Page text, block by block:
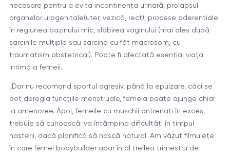
necesare pentru a evita incontinența urinară, prolapsul
organelor urogenitale(uter, vezică, rect), procese aderentiale
în regiunea bazinului mic, slăbirea vaginului (mai ales după
sarcinile multiple sau sarcina cu făt macrosom, cu
traumatism obstetrical). Poate fi afectată esențial viața
intimă a femeii.
„Dar nu recomand sportul agresiv, până la epuizare, căci se
pot deregla funcțiile menstruale, femeia poate ajunge chiar
la amenoree. Apoi, femeile cu mușchii antrenați în exces,
trebuie să cunoască: va întâmpina dificultăți în timpul
nașterii, dacă planifică să nască natural. Am văzut filmulețe
în care femei bodybuilder apar în al treilea trimestru de